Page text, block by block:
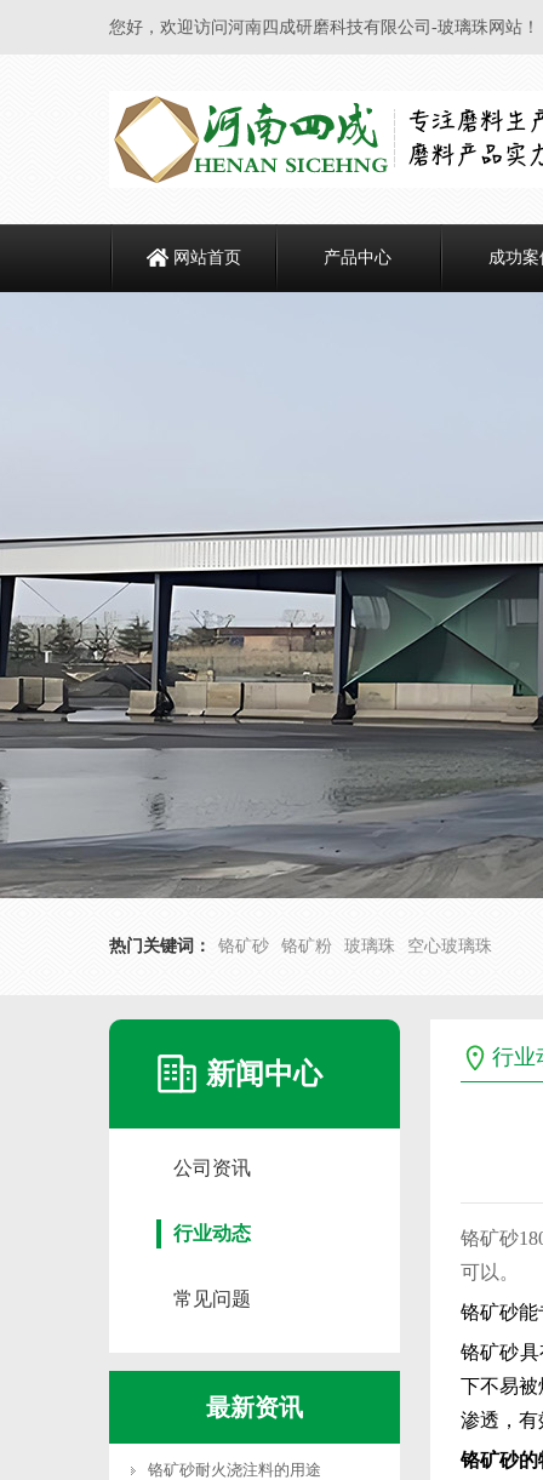
您好，欢迎访问河南四成研磨科技有限公司-玻璃珠网站！
网站首页 产品中心 成功案
热门关键词： 铬矿砂 铬矿粉 玻璃珠 空心玻璃珠
新闻中心
公司资讯
行业动态
常见问题
最新资讯
铬矿砂耐火浇注料的用途
行业
铬矿砂
可以。
铬矿砂能
铬矿砂
下不易
渗透，有
铬矿砂的